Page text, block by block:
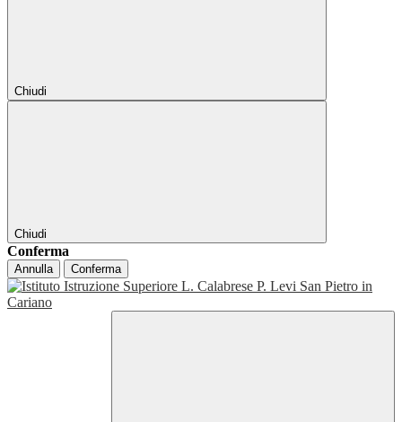
Chiudi
Chiudi
Conferma
Annulla Conferma